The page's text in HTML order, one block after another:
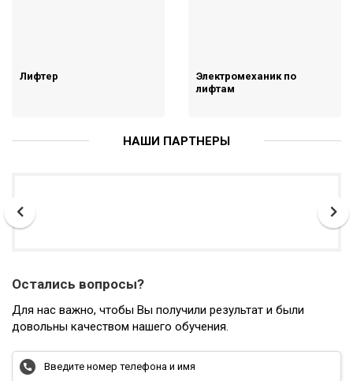
Лифтер
Электромеханик по
лифтам
НАШИ ПАРТНЕРЫ
Остались вопросы?
Для нас важно, чтобы Вы получили результат и были
довольны качеством нашего обучения.